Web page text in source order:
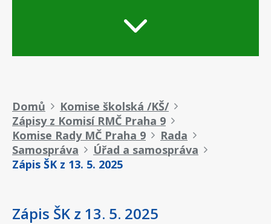
Drobečková
navigace
Domů
Komise školská /KŠ/
Zápisy z Komisí RMČ Praha 9
Komise Rady MČ Praha 9
Rada
Samospráva
Úřad a samospráva
Zápis ŠK z 13. 5. 2025
Zápis ŠK z 13. 5. 2025